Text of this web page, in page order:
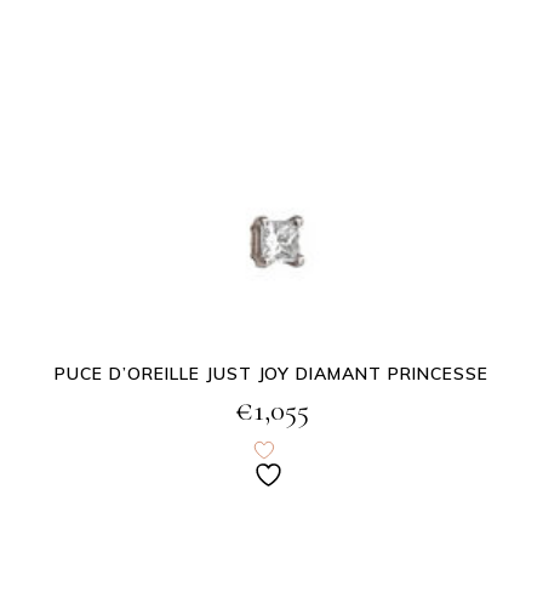
PUCE D’OREILLE JUST JOY DIAMANT PRINCESSE
€1,055